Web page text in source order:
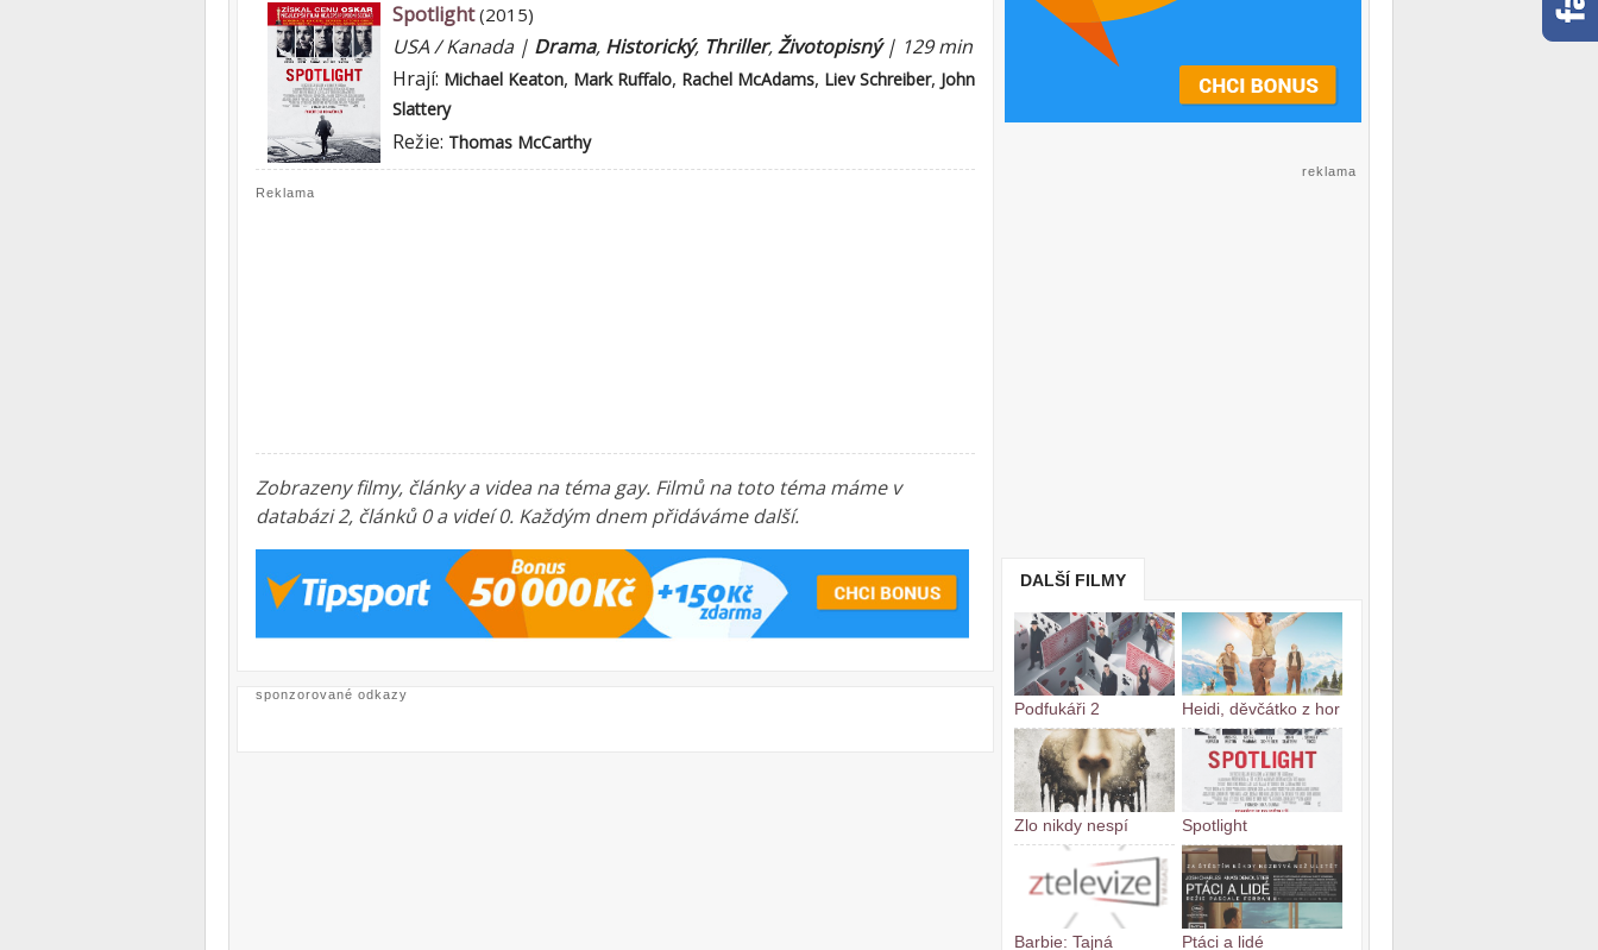
reklama
DALŠÍ FILMY
Podfukáři 2 Heidi, děvčátko z hor
Zlo nikdy nespí Spotlight
Barbie: Tajná Ptáci a lidé
Spotlight(2015)
USA / Kanada | Drama, Historický, Thriller,Životopisný| 129 min
Hrají: Michael Keaton, Mark Ruffalo, Rachel McAdams, Liev Schreiber, John
Slattery
Režie: Thomas McCarthy
Reklama
Zobrazeny filmy, články a videa na téma gay. Filmů na toto téma máme v
databázi 2, článků 0 a videí 0. Každým dnem přidáváme další.
sponzorované odkazy